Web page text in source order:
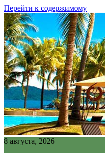
Перейти к содержимому
8 августа, 2026